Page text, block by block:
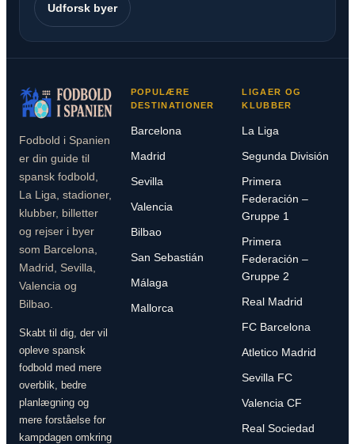
Udforsk byer
Fodbold i Spanien
er din guide til
spansk fodbold,
La Liga, stadioner,
klubber, billetter
og rejser i byer
som Barcelona,
Madrid, Sevilla,
Valencia og
Bilbao.
Skabt til dig, der vil
opleve spansk
fodbold med mere
overblik, bedre
planlægning og
mere forståelse for
kampdagen omkring
POPULÆRE
DESTINATIONER
Barcelona
Madrid
Sevilla
Valencia
Bilbao
San Sebastián
Málaga
Mallorca
LIGAER OG
KLUBBER
La Liga
Segunda División
Primera
Federación –
Gruppe 1
Primera
Federación –
Gruppe 2
Real Madrid
FC Barcelona
Atletico Madrid
Sevilla FC
Valencia CF
Real Sociedad